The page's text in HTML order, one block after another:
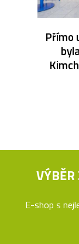
Přímo
VÝBĚR
E-shop s